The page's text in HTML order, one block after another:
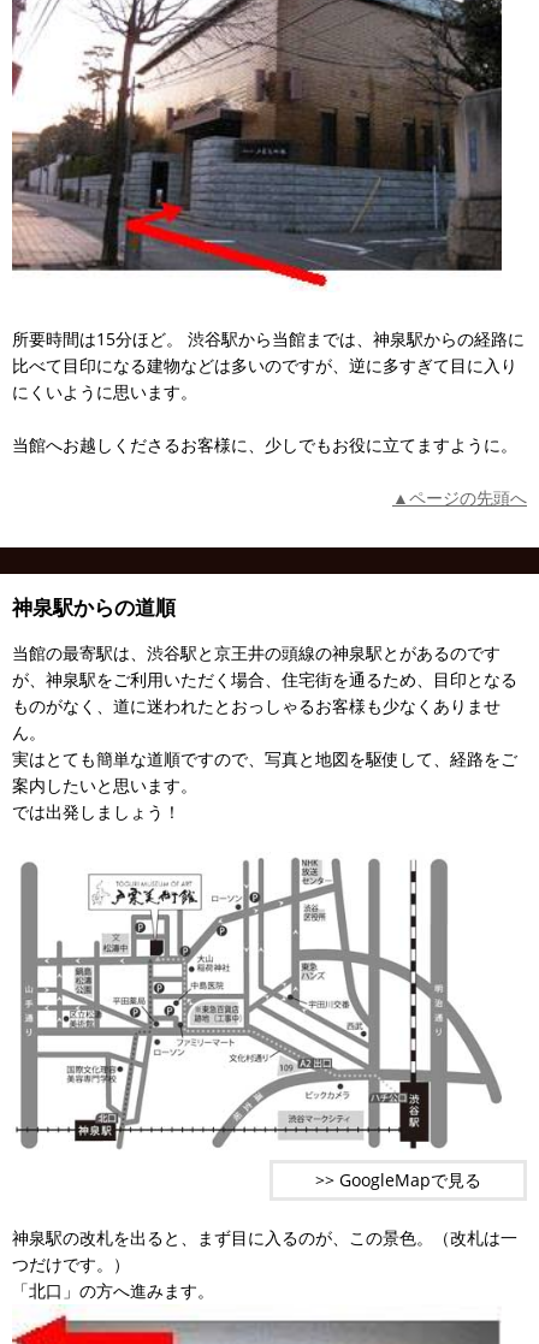
所要時間は15分ほど。 渋谷駅から当館までは、神泉駅からの経路に
比べて目印になる建物などは多いのですが、逆に多すぎて目に入り
にくいように思います。
当館へお越しくださるお客様に、少しでもお役に立てますように。
▲ページの先頭へ
神泉駅からの道順
当館の最寄駅は、渋谷駅と京王井の頭線の神泉駅とがあるのです
が、神泉駅をご利用いただく場合、住宅街を通るため、目印となる
ものがなく、道に迷われたとおっしゃるお客様も少なくありませ
ん。
実はとても簡単な道順ですので、写真と地図を駆使して、経路をご
案内したいと思います。
では出発しましょう！
>> GoogleMapで見る
神泉駅の改札を出ると、まず目に入るのが、この景色。（改札は一
つだけです。）
「北口」の方へ進みます。